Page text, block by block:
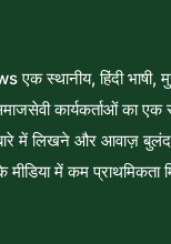
एक स्थानीय, हिंदी भाषी,
कार्यकर्ताओं का
में लिखने और आवाज़
में कम प्राथमिकता